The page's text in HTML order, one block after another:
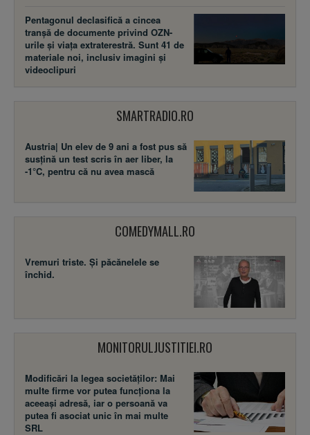
Pentagonul declasifică a cincea
tranșă de documente privind OZN-
urile și viața extraterestră. Sunt 41 de
materiale noi, inclusiv imagini și
videoclipuri
SMARTRADIO.RO
Austria| Un elev de 9 ani a fost pus să
susţină un test scris în aer liber, la
-1°C, pentru că nu avea mască
COMEDYMALL.RO
Vremuri triste. Şi păcănelele se
închid.
MONITORULJUSTITIEI.RO
Modificări la legea societăţilor: Mai
multe firme vor putea funcţiona la
aceeaşi adresă, iar o persoană va
putea fi asociat unic în mai multe
SRL